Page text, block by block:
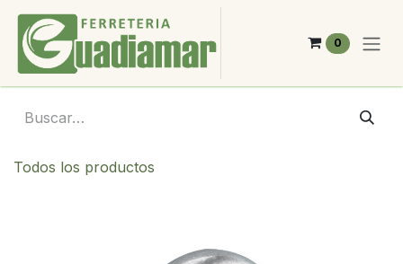
Ir al contenido
0
Todos los productos